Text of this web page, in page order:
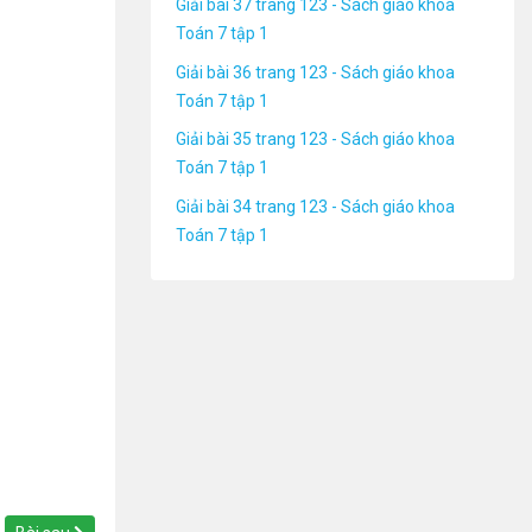
Giải bài 37 trang 123 - Sách giáo khoa
Toán 7 tập 1
Giải bài 36 trang 123 - Sách giáo khoa
Toán 7 tập 1
Giải bài 35 trang 123 - Sách giáo khoa
Toán 7 tập 1
Giải bài 34 trang 123 - Sách giáo khoa
Toán 7 tập 1